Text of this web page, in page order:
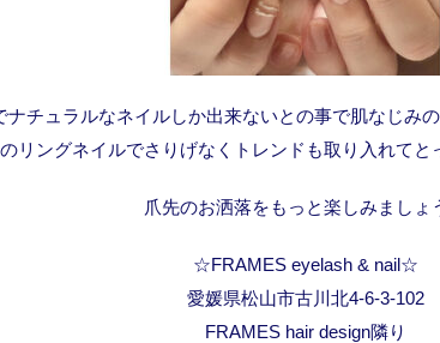
ナチュラルなネイルしか出来ないとの事で肌なじみ
リングネイルでさりげなくトレンドも取り入れてと
爪先のお洒落をもっと楽しみまし
☆FRAMES eyelash & nail☆
愛媛県松山市古川北4-6-3-102
FRAMES hair design隣り